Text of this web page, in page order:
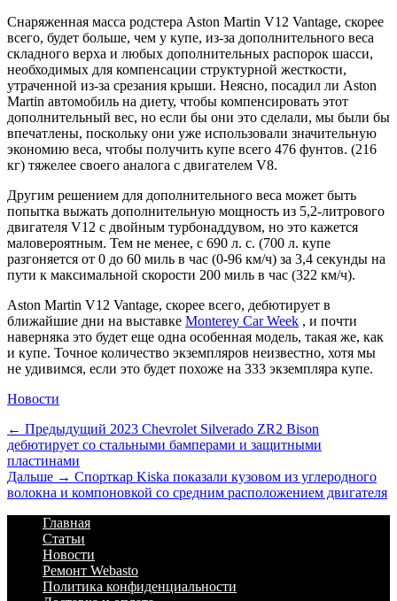
Снаряженная масса родстера Aston Martin V12 Vantage, скорее
всего, будет больше, чем у купе, из-за дополнительного веса
складного верха и любых дополнительных распорок шасси,
необходимых для компенсации структурной жесткости,
утраченной из-за срезания крыши. Неясно, посадил ли Aston
Martin автомобиль на диету, чтобы компенсировать этот
дополнительный вес, но если бы они это сделали, мы были бы
впечатлены, поскольку они уже использовали значительную
экономию веса, чтобы получить купе всего 476 фунтов. (216
кг) тяжелее своего аналога с двигателем V8.
Другим решением для дополнительного веса может быть
попытка выжать дополнительную мощность из 5,2-литрового
двигателя V12 с двойным турбонаддувом, но это кажется
маловероятным. Тем не менее, с 690 л. с. (700 л. купе
разгоняется от 0 до 60 миль в час (0-96 км/ч) за 3,4 секунды на
пути к максимальной скорости 200 миль в час (322 км/ч).
Aston Martin V12 Vantage, скорее всего, дебютирует в
ближайшие дни на выставке Monterey Car Week , и почти
наверняка это будет еще одна особенная модель, такая же, как
и купе. Точное количество экземпляров неизвестно, хотя мы
не удивимся, если это будет похоже на 333 экземпляра купе.
Категории
Новости
Навигация
по
записям
← Предыдущий Предыдущий
2023 Chevrolet Silverado ZR2 Bison
дебютирует со стальными бамперами и защитными
пластинами
Дальше → Дальше:
Спорткар Kiska показали кузовом из углеродного
волокна и компоновкой со средним расположением двигателя
Footer
Menu
Перейти
содержимому
Главная
Статьи
Новости
Ремонт Webasto
Политика конфиденциальности